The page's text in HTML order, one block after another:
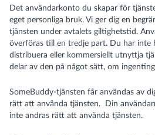
Det användarkonto du skapar för
eget personliga bruk. Vi ger dig en
tjänsten under avtalets giltighetstid.
överföras till en tredje part. Du har inte
distribuera eller kommersiellt utnyttja
delar av den på något sätt, om
SomeBuddy-tjänsten får användas av
rätt att använda tjänsten. Din
inte andras rätt att använda tjänsten.